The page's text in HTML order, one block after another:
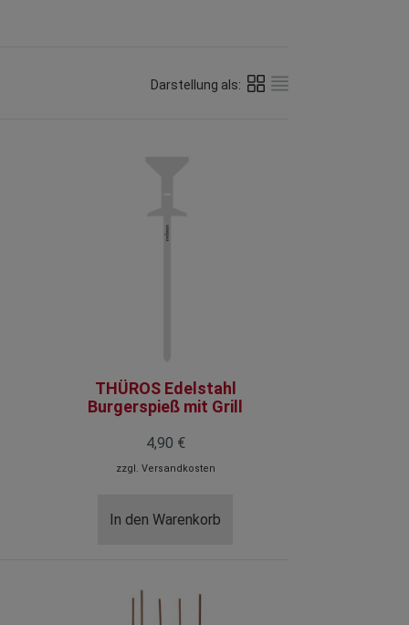
Darstellung als:
THÜROS Edelstahl
Burgerspieß mit Grill
4,90 €
zzgl. Versandkosten
In den Warenkorb